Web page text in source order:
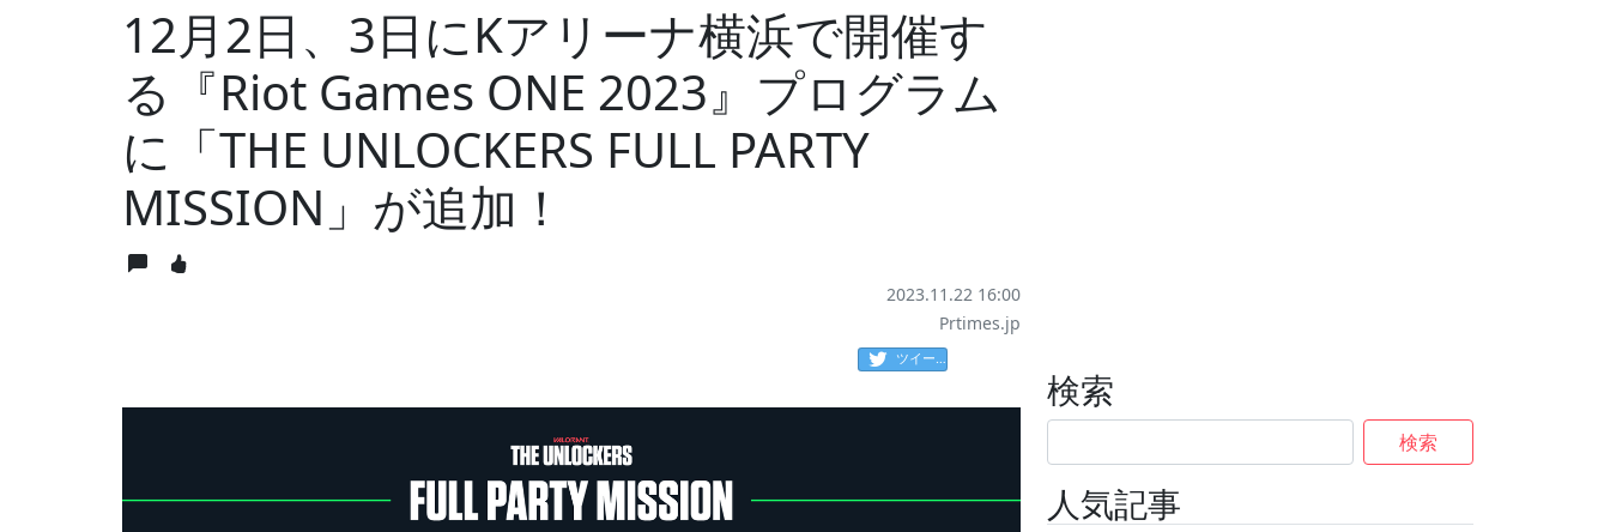
12月2日、3日にKアリーナ横浜で開催す
る『Riot Games ONE 2023』プログラム
に「THE UNLOCKERS FULL PARTY
MISSION」が追加！
2023.11.22 16:00
Prtimes.jp
ツイート
検索
検索
人気記事